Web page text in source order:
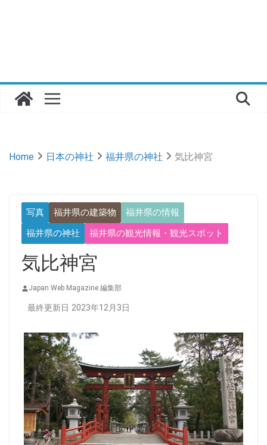
Home 日本の神社 福井県の神社 気比神宮
写真 福井県の建築物
福井県の情報
福井県の神社
福井県の観光情報・観光スポット
気比神宮
Japan Web Magazine 編集部
最終更新日 2023年12月3日